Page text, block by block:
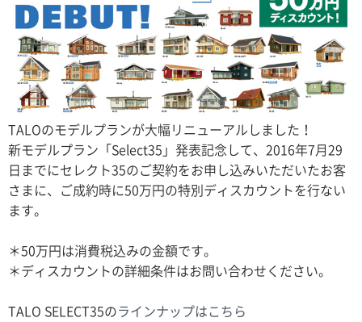
TALOのモデルプランが大幅リニューアルしました！
新モデルプラン「Select35」発表記念して、2016年7月29
日までにセレクト35のご契約をお申し込みいただいたお客
さまに、ご成約時に50万円の特別ディスカウントを行ない
ます。
＊50万円は消費税込みの金額です。
＊ディスカウントの詳細条件はお問い合わせください。
TALO SELECT35のラインナップはこちら